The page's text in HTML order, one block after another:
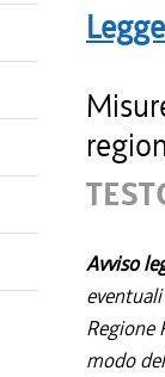
Avviso
Regione
modo